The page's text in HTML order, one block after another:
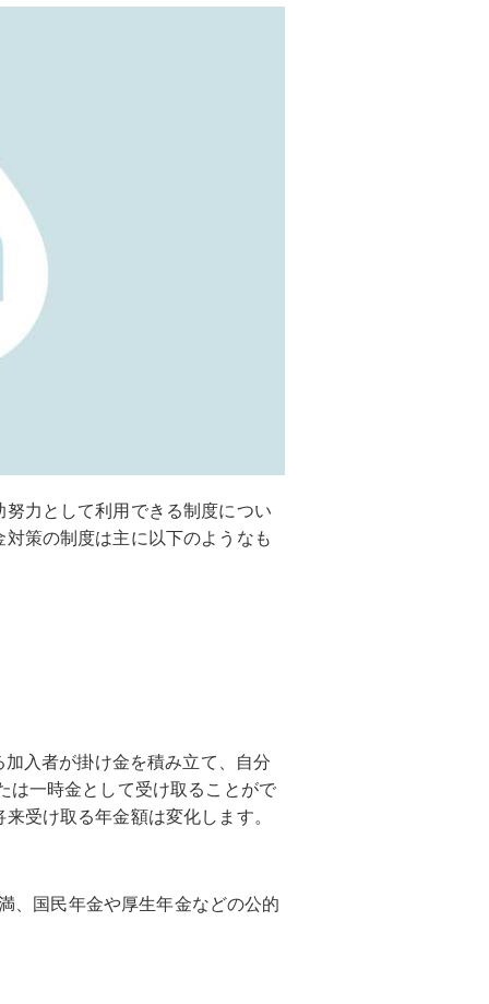
力として利用できる制度につい
策の制度は主に以下のようなも
入者が掛け金を積み立て、自分
は一時金として受け取ることがで
受け取る年金額は変化します。
、国民年金や厚生年金などの公的